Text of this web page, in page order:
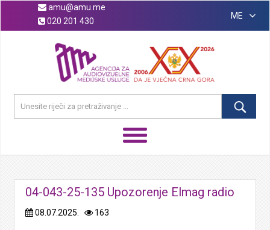
amu@amu.me
020 201 430
ME
04-043-25-135 Upozorenje Elmag radio
08.07.2025. 163